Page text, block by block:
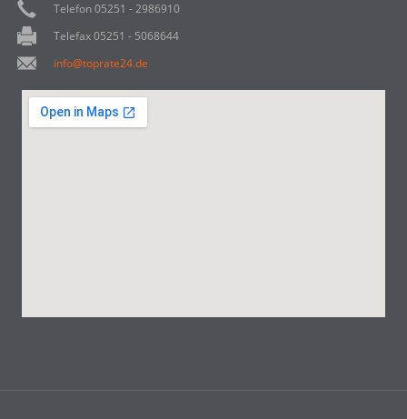
Telefon 05251 - 2986910
Telefax 05251 - 5068644
info@toprate24.de